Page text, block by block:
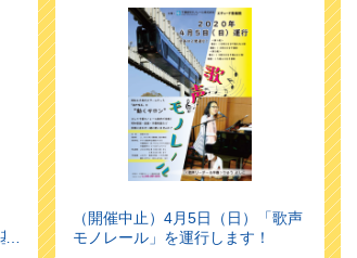
（開催中止）4月5日（日）「歌声
モノレール」を運行します！